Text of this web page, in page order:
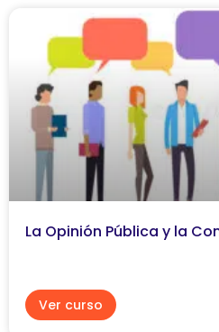
La Opinión Pública y la
Ver curso